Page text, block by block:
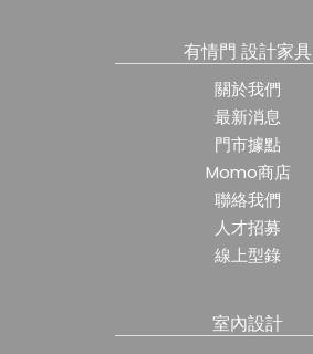
有情門 設計家具
關於我們
最新消息
門市據點
Momo商店
聯絡我們
人才招募
線上型錄
室內設計